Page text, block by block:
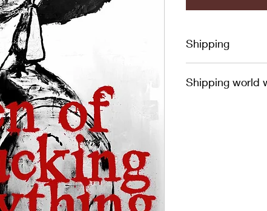
Shipping
Shipping world